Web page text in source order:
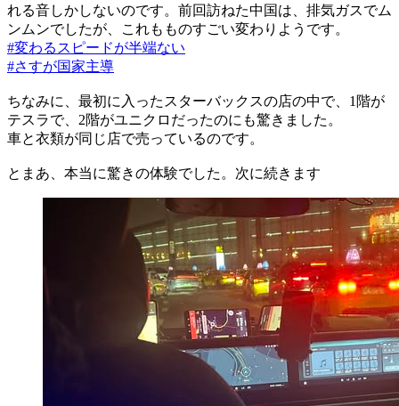
れる音しかしないのです。前回訪ねた中国は、排気ガスでム
ンムンでしたが、これもものすごい変わりようです。
#変わるスピードが半端ない
#さすが国家主導
ちなみに、最初に入ったスターバックスの店の中で、1階が
テスラで、2階がユニクロだったのにも驚きました。
車と衣類が同じ店で売っているのです。
とまあ、本当に驚きの体験でした。次に続きます